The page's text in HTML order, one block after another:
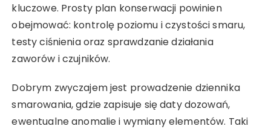
kluczowe. Prosty plan konserwacji powinien
obejmować: kontrolę poziomu i czystości smaru,
testy ciśnienia oraz sprawdzanie działania
zaworów i czujników.
Dobrym zwyczajem jest prowadzenie dziennika
smarowania, gdzie zapisuje się daty dozowań,
ewentualne anomalie i wymiany elementów. Taki